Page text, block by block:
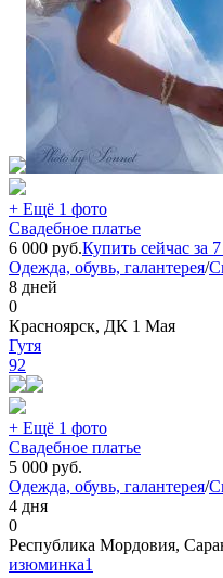
+ Ещё 1 фото
Свадебное платье
6 000 руб.Купить сейчас за
Одежда, обувь, галантерея/
8 дней
0
Красноярск, ДК 1 Мая
Гутя
92
+ Ещё 1 фото
Свадебное платье
5 000 руб.
Одежда, обувь, галантерея/
4 дня
0
Республика Мордовия,
изюминка1